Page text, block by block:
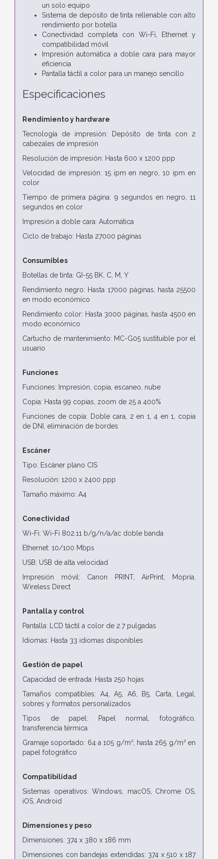
un solo equipo
Sistema de depósito de tinta rellenable con alto
rendimiento por botella
Conectividad completa con Wi-Fi, Ethernet y
compatibilidad móvil
Impresión automática a doble cara para mayor
eficiencia
Pantalla táctil a color para un manejo sencillo
Especificaciones
Rendimiento y hardware
Tecnología de impresión: Depósito de tinta con 2
cabezales de impresión
Resolución de impresión: Hasta 600 x 1200 ppp
Velocidad de impresión: 15 ipm en negro, 10 ipm en
color
Tiempo de primera página: 9 segundos en negro, 11
segundos en color
Impresión a doble cara: Automática
Ciclo de trabajo: Hasta 27000 páginas
Consumibles
Botellas de tinta: GI-55 BK, C, M, Y
Rendimiento negro: Hasta 17000 páginas, hasta 25500
en modo económico
Rendimiento color: Hasta 3000 páginas, hasta 4500 en
modo económico
Cartucho de mantenimiento: MC-G05 sustituible por el
usuario
Funciones
Funciones: Impresión, copia, escaneo, nube
Copia: Hasta 99 copias, zoom de 25 a 400%
Funciones de copia: Doble cara, 2 en 1, 4 en 1, copia
de DNI, eliminación de bordes
Escáner
Tipo: Escáner plano CIS
Resolución: 1200 x 2400 ppp
Tamaño máximo: A4
Conectividad
Wi-Fi: Wi-Fi 802.11 b/g/n/a/ac doble banda
Ethernet: 10/100 Mbps
USB: USB de alta velocidad
Impresión móvil: Canon PRINT, AirPrint, Mopria,
Wireless Direct
Pantalla y control
Pantalla: LCD táctil a color de 2.7 pulgadas
Idiomas: Hasta 33 idiomas disponibles
Gestión de papel
Capacidad de entrada: Hasta 250 hojas
Tamaños compatibles: A4, A5, A6, B5, Carta, Legal,
sobres y formatos personalizados
Tipos de papel: Papel normal, fotográfico,
transferencia térmica
Gramaje soportado: 64 a 105 g/m², hasta 265 g/m² en
papel fotográfico
Compatibilidad
Sistemas operativos: Windows, macOS, Chrome OS,
iOS, Android
Dimensiones y peso
Dimensiones: 374 x 380 x 186 mm
Dimensiones con bandejas extendidas: 374 x 510 x 187